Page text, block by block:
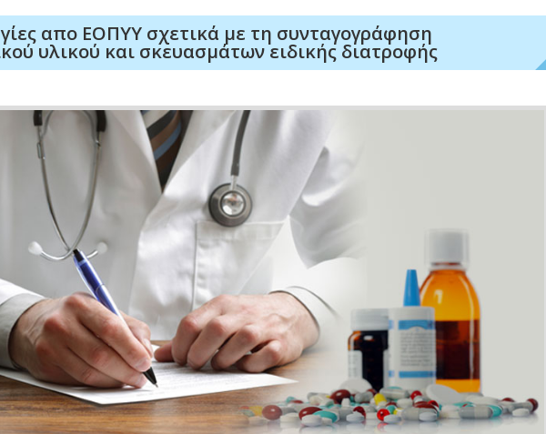
απο ΕΟΠΥΥ σχετικά με τη συνταγογράφηση
υλικού και σκευασμάτων ειδικής διατροφής